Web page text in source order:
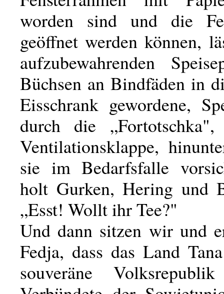
worden sind und die
geöffnet werden können,
aufzubewahrenden
Büchsen an Bindfäden in
Eisschrank gewordene,
durch die
Ventilationsklappe,
sie im Bedarfsfalle
holt Gurken, Hering und
„Esst! Wollt ihr Tee?"
Und dann sitzen wir und
Fedja, dass das Land
souveräne